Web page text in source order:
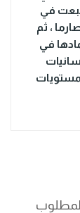
نبعت في
، ثم
في